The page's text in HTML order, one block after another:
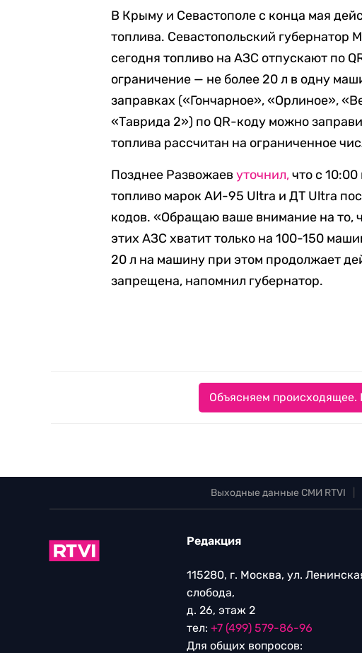
В Крыму и Севастополе с конца мая
топлива. Севастопольский губернатор
сегодня топливо на АЗС отпускают по
ограничение — не более 20 л в одну
заправках («Гончарное», «Орлиное»,
«Таврида 2») по QR-коду можно
топлива рассчитан на ограниченное
Позднее Развожаевуточнил,что с
топливо марок АИ-95 Ultra и ДТ Ultra
кодов. «Обращаю ваше внимание на то,
этих АЗС хватит только на 100-150
20 л на машину при этом продолжает
запрещена, напомнил губернатор.
Объясняем происходящее.
Выходные данные СМИ RTVI
Редакция
115280, г. Москва, ул.
слобода,
д. 26, этаж 2
тел: +7 (499) 579-86-96
Для общих вопросов: